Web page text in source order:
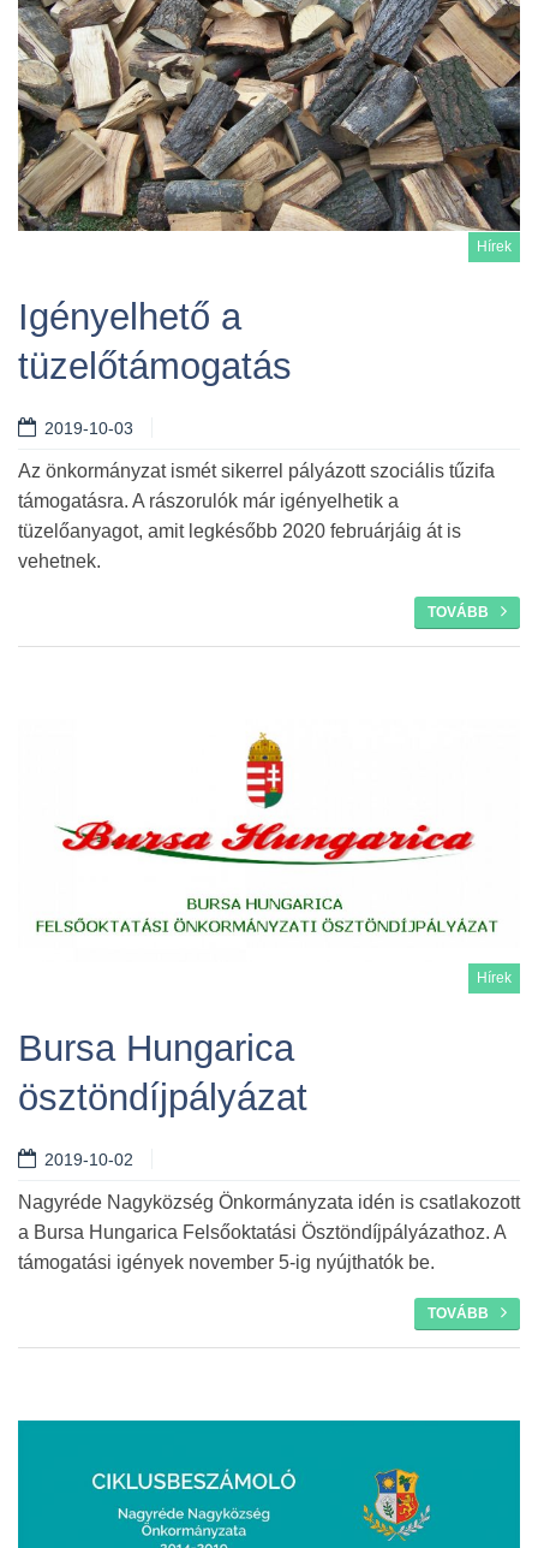
Hírek
Igényelhető a
tüzelőtámogatás
2019-10-03
Az önkormányzat ismét sikerrel pályázott szociális tűzifa
támogatásra. A rászorulók már igényelhetik a
tüzelőanyagot, amit legkésőbb 2020 februárjáig át is
vehetnek.
TOVÁBB
Hírek
Bursa Hungarica
ösztöndíjpályázat
2019-10-02
Nagyréde Nagyközség Önkormányzata idén is csatlakozott
a Bursa Hungarica Felsőoktatási Ösztöndíjpályázathoz. A
támogatási igények november 5-ig nyújthatók be.
TOVÁBB